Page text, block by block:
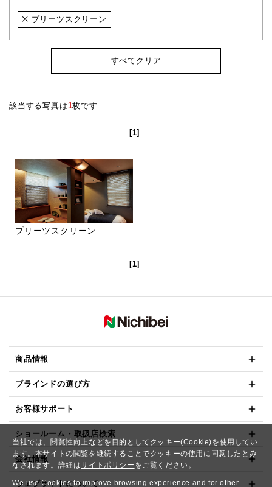
当社では、閲覧性向上などを目的としてクッキー(Cookie)を使用してい
ます。本サイトの閲覧を継続することでクッキーの使用に同意したとみ
なされます。詳細はサイトポリシー をご覧ください。
We use Cookies to improve browsing experience and for other
プリーツスクリーン
すべてクリア
該当する写真は1枚です
[1]
プリーツスクリーン
[1]
商品情報
ブラインドの選び方
お客様サポート
ショールーム・取扱店検索
会社情報
ウェブサイトについて